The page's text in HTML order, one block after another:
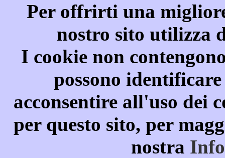
Per offrirti una
nostro sito utilizza
I cookie non
possono
acconsentire all'uso dei
per questo sito, per
nostra